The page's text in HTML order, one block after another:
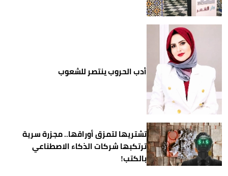
أدب الحروب ينتصر للشعوب
تشتريها لتمزق أوراقها.. مجزرة سرية
ترتكبها شركات الذكاء الاصطناعي
بالكتب!